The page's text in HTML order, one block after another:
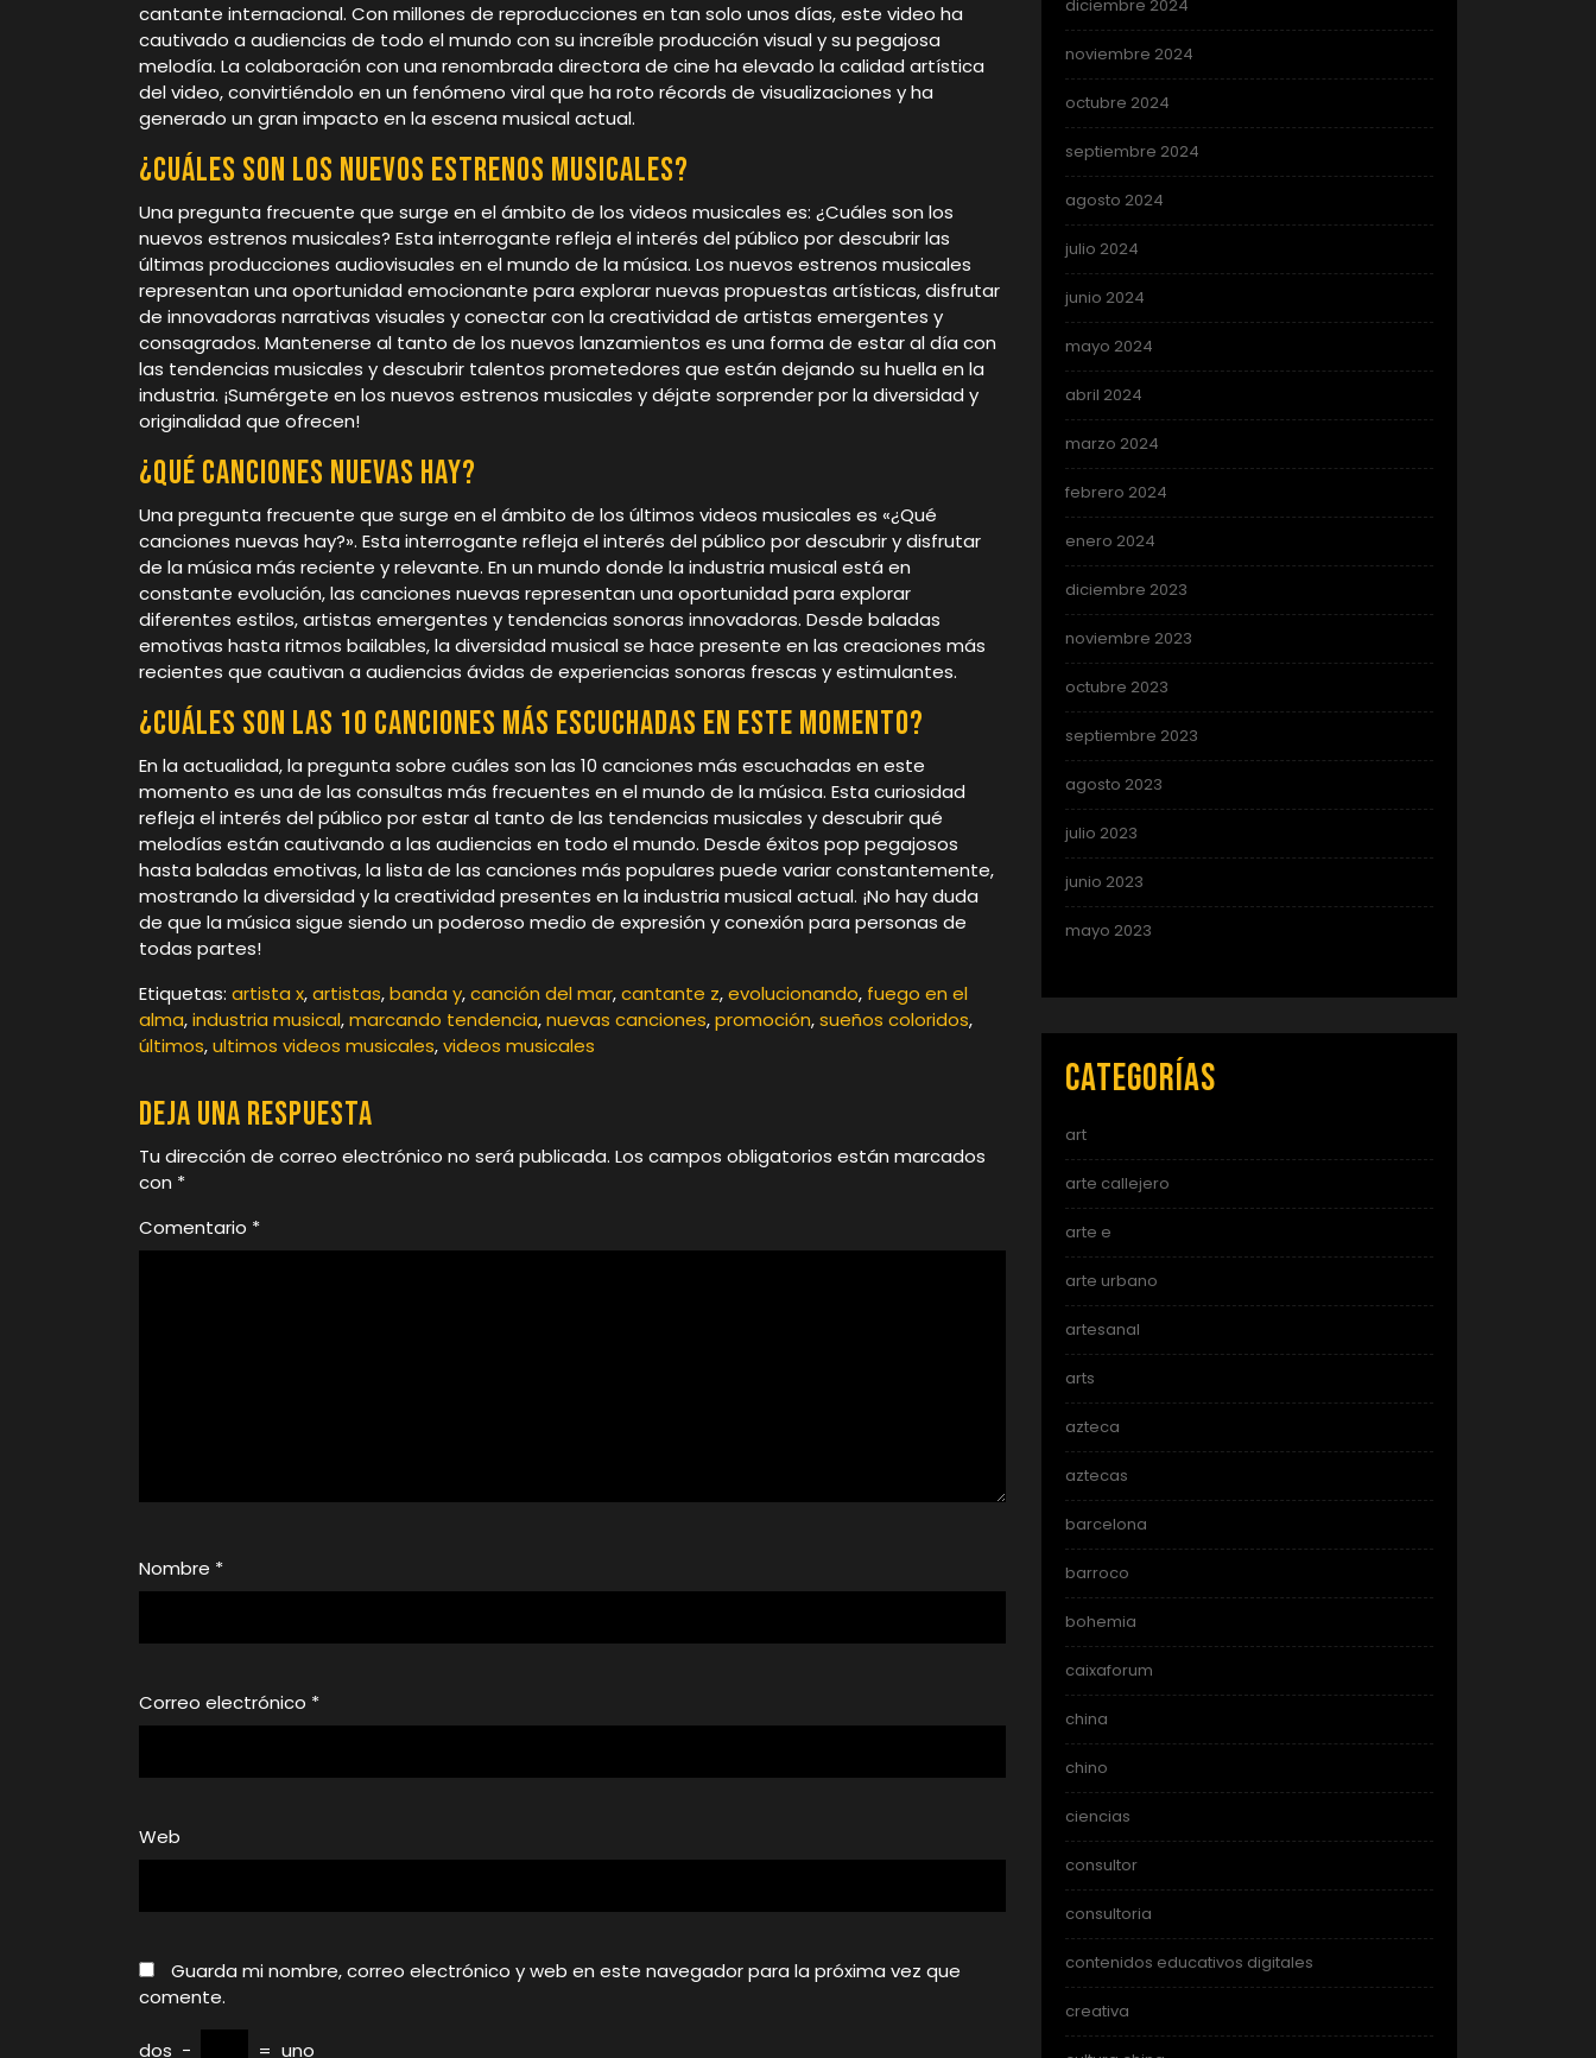
cantante internacional. Con millones de reproducciones en tan solo unos días, este video ha
cautivado a audiencias de todo el mundo con su increíble producción visual y su pegajosa
melodía. La colaboración con una renombrada directora de cine ha elevado la calidad artística
del video, convirtiéndolo en un fenómeno viral que ha roto récords de visualizaciones y ha
generado un gran impacto en la escena musical actual.
¿Cuáles son los nuevos estrenos musicales?
Una pregunta frecuente que surge en el ámbito de los videos musicales es: ¿Cuáles son los
nuevos estrenos musicales? Esta interrogante refleja el interés del público por descubrir las
últimas producciones audiovisuales en el mundo de la música. Los nuevos estrenos musicales
representan una oportunidad emocionante para explorar nuevas propuestas artísticas, disfrutar
de innovadoras narrativas visuales y conectar con la creatividad de artistas emergentes y
consagrados. Mantenerse al tanto de los nuevos lanzamientos es una forma de estar al día con
las tendencias musicales y descubrir talentos prometedores que están dejando su huella en la
industria. ¡Sumérgete en los nuevos estrenos musicales y déjate sorprender por la diversidad y
originalidad que ofrecen!
¿Qué canciones nuevas hay?
Una pregunta frecuente que surge en el ámbito de los últimos videos musicales es «¿Qué
canciones nuevas hay?». Esta interrogante refleja el interés del público por descubrir y disfrutar
de la música más reciente y relevante. En un mundo donde la industria musical está en
constante evolución, las canciones nuevas representan una oportunidad para explorar
diferentes estilos, artistas emergentes y tendencias sonoras innovadoras. Desde baladas
emotivas hasta ritmos bailables, la diversidad musical se hace presente en las creaciones más
recientes que cautivan a audiencias ávidas de experiencias sonoras frescas y estimulantes.
¿Cuáles son las 10 canciones más escuchadas en este momento?
En la actualidad, la pregunta sobre cuáles son las 10 canciones más escuchadas en este
momento es una de las consultas más frecuentes en el mundo de la música. Esta curiosidad
refleja el interés del público por estar al tanto de las tendencias musicales y descubrir qué
melodías están cautivando a las audiencias en todo el mundo. Desde éxitos pop pegajosos
hasta baladas emotivas, la lista de las canciones más populares puede variar constantemente,
mostrando la diversidad y la creatividad presentes en la industria musical actual. ¡No hay duda
de que la música sigue siendo un poderoso medio de expresión y conexión para personas de
todas partes!
Etiquetas: artista x,artistas,banda y,canción del mar,cantante z,evolucionando, fuego en el
alma,industria musical,marcando tendencia,nuevas canciones,promoción,sueños coloridos,
últimos,ultimos videos musicales,videos musicales
Deja una respuesta
Tu dirección de correo electrónico no será publicada. Los campos obligatorios están marcados
con *
Comentario *
Nombre *
Correo electrónico *
Web
Guarda mi nombre, correo electrónico y web en este navegador para la próxima vez que
comente.
dos − = uno
diciembre 2024
noviembre 2024
octubre 2024
septiembre 2024
agosto 2024
julio 2024
junio 2024
mayo 2024
abril 2024
marzo 2024
febrero 2024
enero 2024
diciembre 2023
noviembre 2023
octubre 2023
septiembre 2023
agosto 2023
julio 2023
junio 2023
mayo 2023
Categorías
art
arte callejero
arte e
arte urbano
artesanal
arts
azteca
aztecas
barcelona
barroco
bohemia
caixaforum
china
chino
ciencias
consultor
consultoria
contenidos educativos digitales
creativa